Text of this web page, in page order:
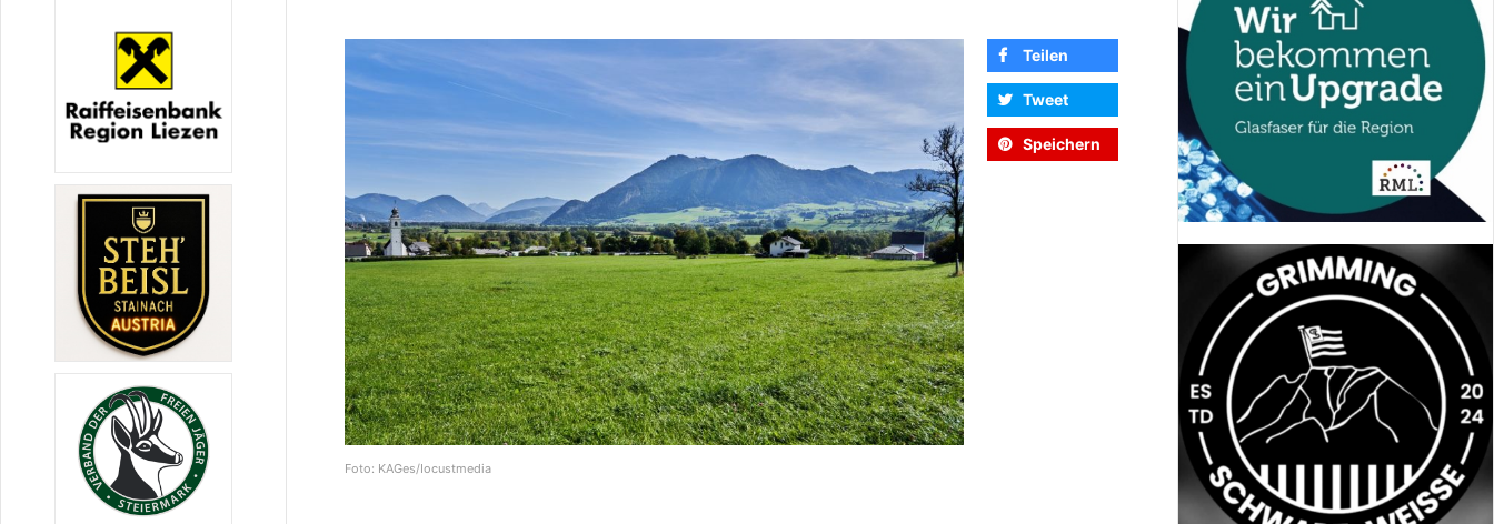
Foto: KAGes/Iocustmedia
Teilen
Tweet
Speichern